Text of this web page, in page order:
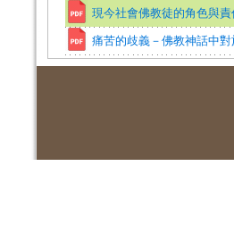
現今社會佛教徒的角色與責
痛苦的歧義－佛教神話中